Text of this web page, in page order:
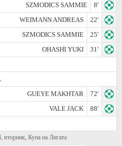
SZMODICS SAMMIE
8'
WEIMANN ANDREAS
22'
SZMODICS SAMMIE
25'
OHASHI YUKI
31'
GUEYE MAKHTAR
72'
VALE JACK
88'
вторник, Купа на Лигата